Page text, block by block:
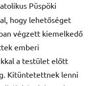
Püspöki
hogy lehetőséget
végzett kiemelkedő
emberi
a testület előtt
Kitüntetettnek lenni